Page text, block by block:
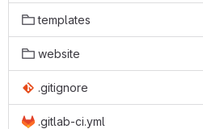
templates
website
.gitignore
.gitlab-ci.yml